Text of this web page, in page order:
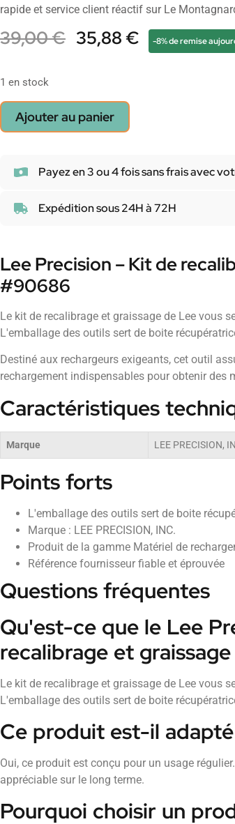
rapide et service client réactif sur Le
39,00€ 35,88€ -8% de remise
1 en stock
Ajouter au panier
Payez en 3 ou 4 fois sans frais avec
Expédition sous 24H à 72H
Lee Precision – Kit de
#90686
Le kit de recalibrage et graissage de Lee vous
L'emballage des outils sert de boite
Destiné aux rechargeurs exigeants, cet outil
rechargement indispensables pour obtenir des
Caractéristiques
Marque LEE PRECISION,
Points forts
L'emballage des outils sert de boite
Marque : LEE PRECISION, INC.
Produit de la gamme Matériel de
Référence fournisseur fiable et éprouvée
Questions fréquentes
Qu'est-ce que le Lee
recalibrage et graissage
Le kit de recalibrage et graissage de Lee vous
L'emballage des outils sert de boite
Ce produit est-il
Oui, ce produit est conçu pour un usage
appréciable sur le long terme.
Pourquoi choisir un